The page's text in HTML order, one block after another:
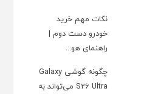
نکات مهم خرید
خودرو دست دوم |
راهنمای هو...
چگونه گوشی Galaxy
S26 Ultra می‌تواند به